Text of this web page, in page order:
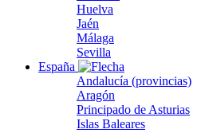
Huelva
Jaén
Málaga
Sevilla
España
Andalucía (provincias)
Aragón
Principado de Asturias
Islas Baleares